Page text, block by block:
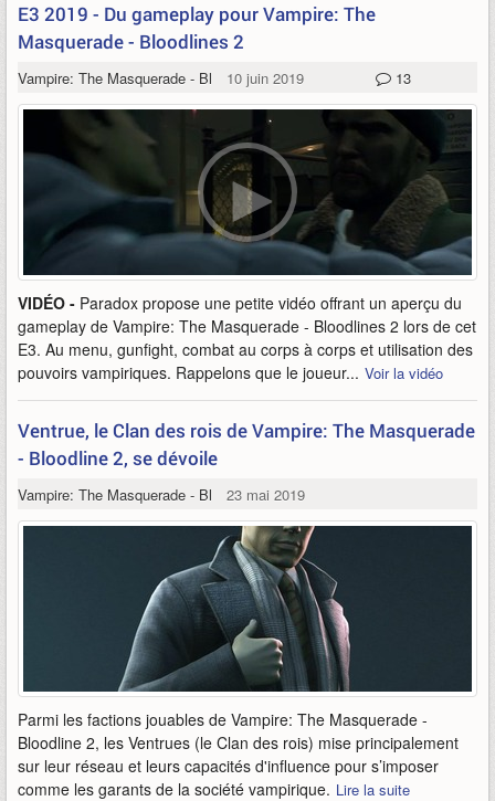
E3 2019 - Du gameplay pour Vampire: The
Masquerade - Bloodlines 2
Vampire: The Masquerade - Bloodlines 2
10 juin 2019 13
VIDÉO - Paradox propose une petite vidéo offrant un aperçu du
gameplay de Vampire: The Masquerade - Bloodlines 2 lors de cet
E3. Au menu, gunfight, combat au corps à corps et utilisation des
pouvoirs vampiriques. Rappelons que le joueur... Voir la vidéo
Ventrue, le Clan des rois de Vampire: The Masquerade
- Bloodline 2, se dévoile
Vampire: The Masquerade - Bloodlines 2
23 mai 2019
Parmi les factions jouables de Vampire: The Masquerade -
Bloodline 2, les Ventrues (le Clan des rois) mise principalement
sur leur réseau et leurs capacités d'influence pour s’imposer
comme les garants de la société vampirique. Lire la suite